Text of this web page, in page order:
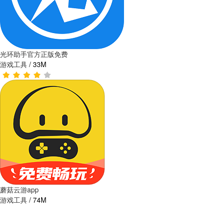
光环助手官方正版免费
游戏工具 / 33M
蘑菇云游app
游戏工具 / 74M